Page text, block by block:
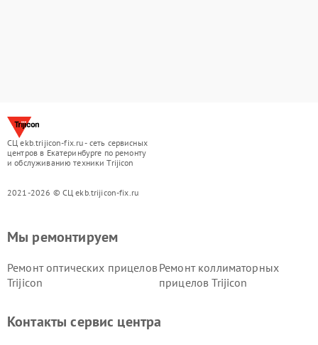
СЦ ekb.trijicon-fix.ru - сеть сервисных
центров в Екатеринбурге по ремонту
и обслуживанию техники Trijicon
2021-2026 © СЦ ekb.trijicon-fix.ru
Мы ремонтируем
Ремонт оптических прицелов
Trijicon
Ремонт коллиматорных
прицелов Trijicon
Контакты сервис центра